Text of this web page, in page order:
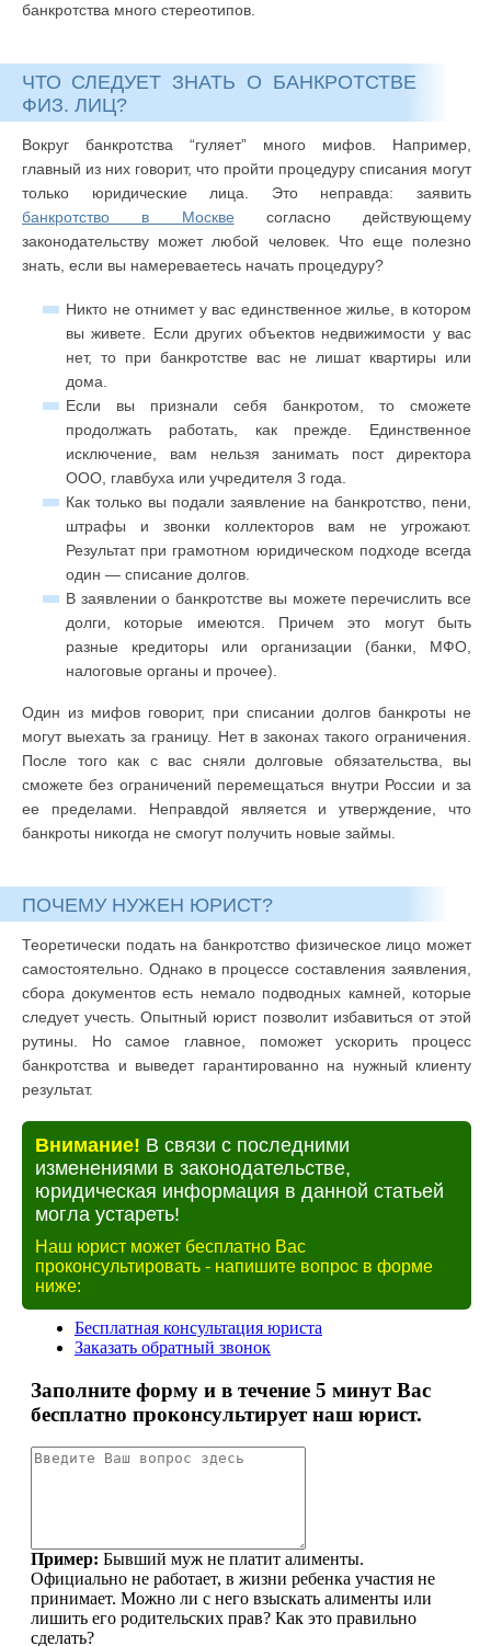
банкротства много стереотипов.
ЧТО СЛЕДУЕТ ЗНАТЬ О БАНКРОТСТВЕ
ФИЗ. ЛИЦ?
Вокруг банкротства “гуляет” много мифов. Например,
главный из них говорит, что пройти процедуру списания могут
только юридические лица. Это неправда: заявить
банкротство в Москве согласно действующему
законодательству может любой человек. Что еще полезно
знать, если вы намереваетесь начать процедуру?
Никто не отнимет у вас единственное жилье, в котором
вы живете. Если других объектов недвижимости у вас
нет, то при банкротстве вас не лишат квартиры или
дома.
Если вы признали себя банкротом, то сможете
продолжать работать, как прежде. Единственное
исключение, вам нельзя занимать пост директора
ООО, главбуха или учредителя 3 года.
Как только вы подали заявление на банкротство, пени,
штрафы и звонки коллекторов вам не угрожают.
Результат при грамотном юридическом подходе всегда
один — списание долгов.
В заявлении о банкротстве вы можете перечислить все
долги, которые имеются. Причем это могут быть
разные кредиторы или организации (банки, МФО,
налоговые органы и прочее).
Один из мифов говорит, при списании долгов банкроты не
могут выехать за границу. Нет в законах такого ограничения.
После того как с вас сняли долговые обязательства, вы
сможете без ограничений перемещаться внутри России и за
ее пределами. Неправдой является и утверждение, что
банкроты никогда не смогут получить новые займы.
ПОЧЕМУ НУЖЕН ЮРИСТ?
Теоретически подать на банкротство физическое лицо может
самостоятельно. Однако в процессе составления заявления,
сбора документов есть немало подводных камней, которые
следует учесть. Опытный юрист позволит избавиться от этой
рутины. Но самое главное, поможет ускорить процесс
банкротства и выведет гарантированно на нужный клиенту
результат.
Внимание! В связи с последними
изменениями в законодательстве,
юридическая информация в данной статьей
могла устареть!
Наш юрист может бесплатно Вас
проконсультировать - напишите вопрос в форме
ниже: